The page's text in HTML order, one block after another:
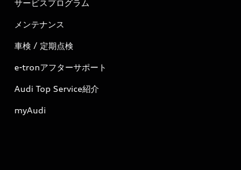
サービスプログラム
メンテナンス
車検 / 定期点検
e-tronアフターサポート
Audi Top Service紹介
myAudi